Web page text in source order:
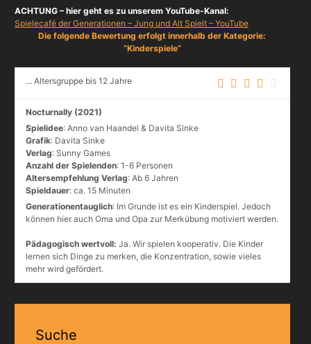
ACHTUNG – hier geht es zu unserem YouTube-Kanal:
Spielecafé der Generationen – Jung und Alt Spielt – YouTube
Die folgende Bewertung erfolgt innerhalb der Kategorie:
“Kinderspiele”
... Altersgruppe bis 12 Jahre
Nocturnally (2021)
Spielidee: Anno van Haandel & Davita Sinke
Grafik: Davita Sinke
Verlag: Sunny Games
Anzahl der Spielenden: 1-6 Personen
Altersempfehlung Verlag: Ab 6 Jahren
Spieldauer: ca. 15 Minuten
Generationentauglich: Im Grunde ist es ein Kinderspiel. Jedoch
können hier auch Oma und Opa zur Merkübung motiviert werden.
Pädagogisch wertvoll: Ja. Wir spielen kooperativ. Die Kinder
lernen sich Dinge zu merken, die Konzentration, sowie vieles
mehr wird gefördert.
Suche